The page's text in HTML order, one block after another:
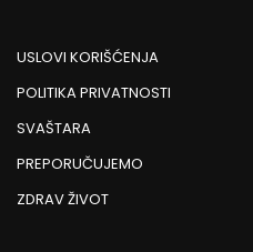
USLOVI KORIŠĆENJA
POLITIKA PRIVATNOSTI
SVAŠTARA
PREPORUČUJEMO
ZDRAV ŽIVOT